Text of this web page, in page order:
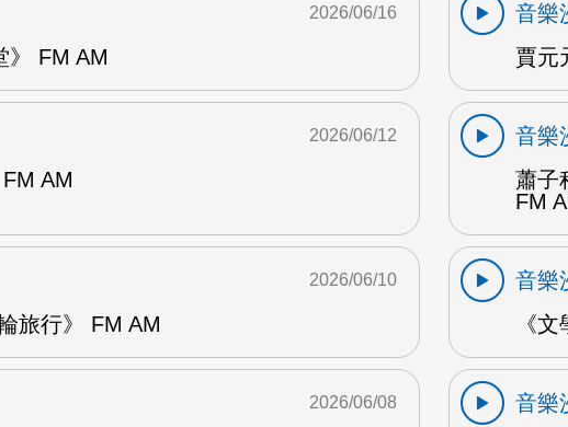
》 FM AM
2026/06/16
音樂
賈元
AM
2026/06/12
音樂
蕭子
FM
旅行》 FM AM
2026/06/10
音樂
《
2026/06/08 音樂